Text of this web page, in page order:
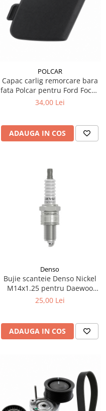
POLCAR
Capac carlig remorcare bara
fata Polcar pentru Ford Focus
3 2011
34,00 Lei
ADAUGA IN COS
Denso
Bujie scanteie Denso Nickel
M14x1.25 pentru Daewoo
Matiz 0.8 ref OE 96353255
25,00 Lei
ADAUGA IN COS